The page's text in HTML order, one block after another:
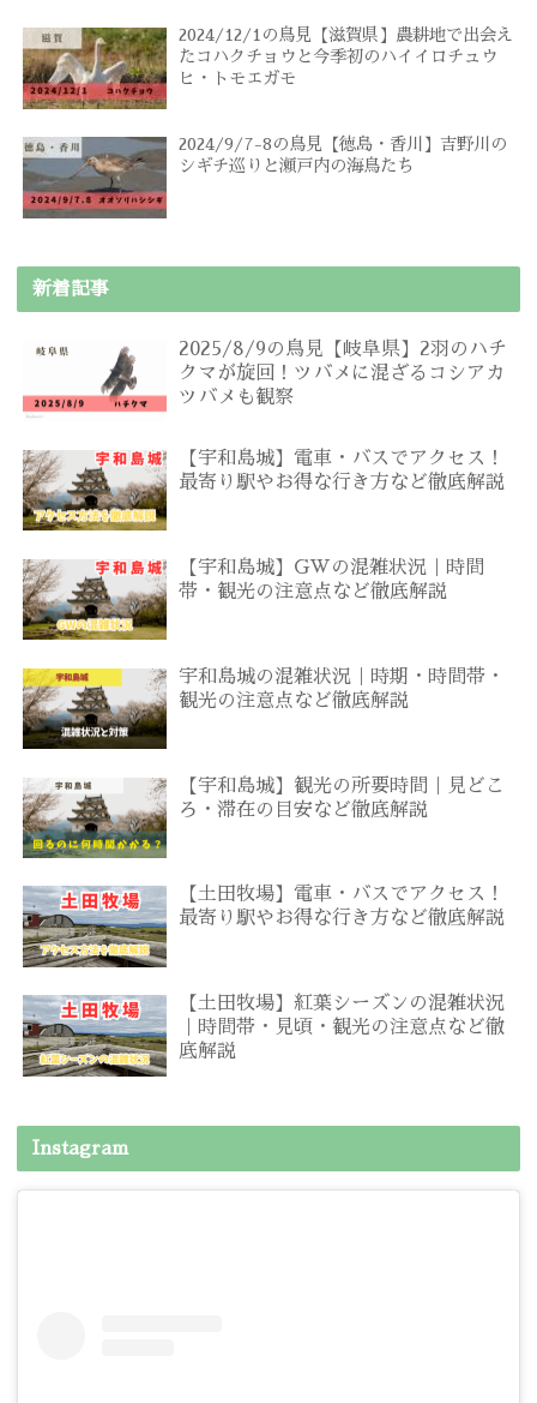
2024/12/1の鳥見【滋賀県】農耕地で出会え
たコハクチョウと今季初のハイイロチュウ
ヒ・トモエガモ
2024/9/7-8の鳥見【徳島・香川】吉野川の
シギチ巡りと瀬戸内の海鳥たち
新着記事
2025/8/9の鳥見【岐阜県】2羽のハチ
クマが旋回！ツバメに混ざるコシアカ
ツバメも観察
【宇和島城】電車・バスでアクセス！
最寄り駅やお得な行き方など徹底解説
【宇和島城】GWの混雑状況｜時間
帯・観光の注意点など徹底解説
宇和島城の混雑状況｜時期・時間帯・
観光の注意点など徹底解説
【宇和島城】観光の所要時間｜見どこ
ろ・滞在の目安など徹底解説
【土田牧場】電車・バスでアクセス！
最寄り駅やお得な行き方など徹底解説
【土田牧場】紅葉シーズンの混雑状況
｜時間帯・見頃・観光の注意点など徹
底解説
Instagram